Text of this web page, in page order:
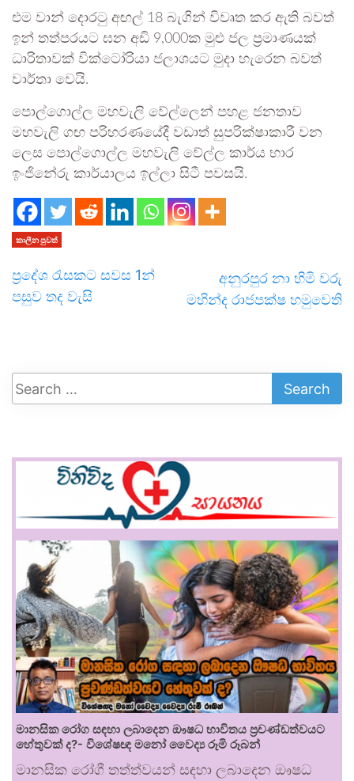
එම වාන් දොරටු අඟල් 18 බැගින් විවෘත කර ඇති බවත්
ඉන් තත්පරයට ඝන අඩි 9,000ක මුළු ජල ප්‍රමාණයක්
ධාරිතාවක් වික්ටෝරියා ජලාශයට මුදා හැරෙන බවත්
වාර්තා වෙයි.
පොල්ගොල්ල මහවැලි වේල්ලෙන් පහළ ජනතාව
මහවැලි ගඟ පරිහරණයේදී වඩාත් සුපරික්ෂාකාරී වන
ලෙස පොල්ගොල්ල මහවැලි වේල්ල කාර්ය භාර
ඉංජිනේරු කාර්යාලය ඉල්ලා සිටී පවසයි.
කාලීන පුවත්
ප්‍රදේශ රැසකට සවස 1න්
පසුව තද වැසි
අනුරපුර නා හිමි වරු
මහින්ද රාජපක්ෂ හමුවෙති
මානසික රෝග සඳහා ලබාදෙන ඖෂධ භාවිතය ප්‍රචණ්ඩත්වයට
හේතුවක් ද?- විශේෂඥ මනෝ වෛද්‍ය රූමි රූබන්
මානසික රෝගී තත්ත්වයන් සඳහා ලබාදෙන ඖෂධ